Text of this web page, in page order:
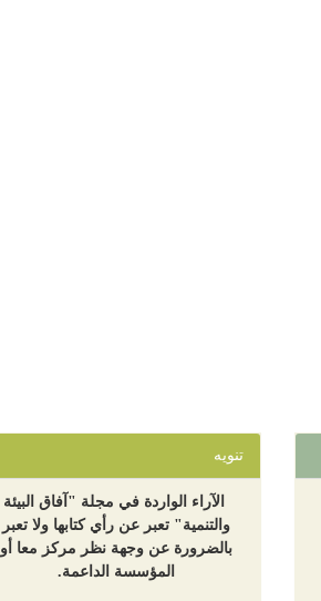
تنويه
الآراء الواردة في مجلة "آفاق البيئة
والتنمية" تعبر عن رأي كتابها ولا تعبر
بالضرورة عن وجهة نظر مركز معا أو
المؤسسة الداعمة.